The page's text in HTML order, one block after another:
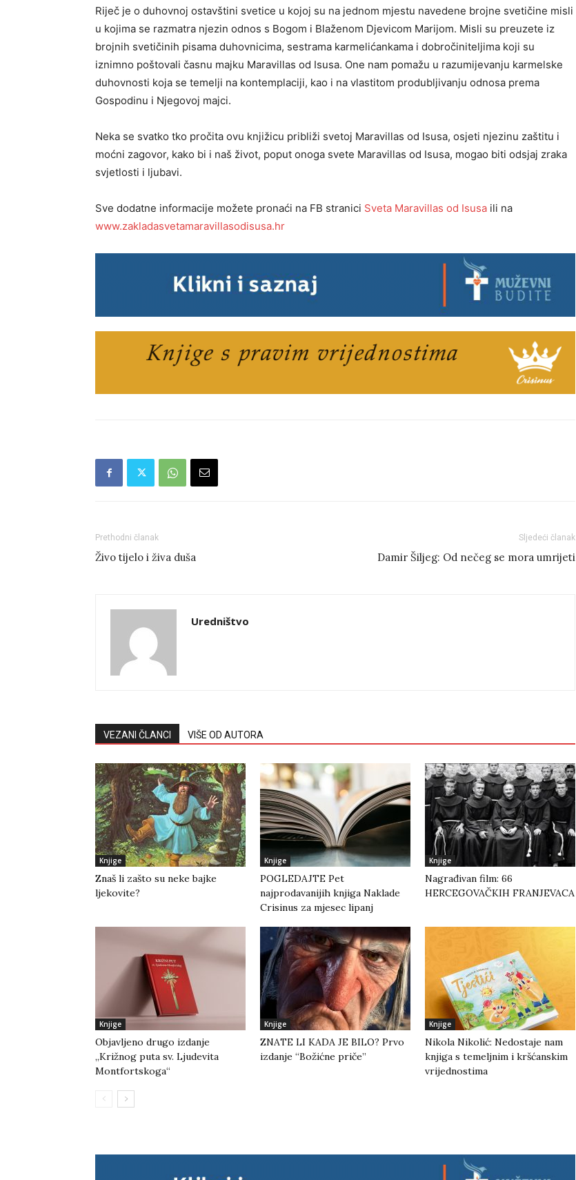
Riječ je o duhovnoj ostavštini svetice u kojoj su na jednom mjestu navedene brojne svetičine misli
u kojima se razmatra njezin odnos s Bogom i Blaženom Djevicom Marijom. Misli su preuzete iz
brojnih svetičinih pisama duhovnicima, sestrama karmelićankama i dobročiniteljima koji su
iznimno poštovali časnu majku Maravillas od Isusa. One nam pomažu u razumijevanju karmelske
duhovnosti koja se temelji na kontemplaciji, kao i na vlastitom produbljivanju odnosa prema
Gospodinu i Njegovoj majci.
Neka se svatko tko pročita ovu knjižicu približi svetoj Maravillas od Isusa, osjeti njezinu zaštitu i
moćni zagovor, kako bi i naš život, poput onoga svete Maravillas od Isusa, mogao biti odsjaj zraka
svjetlosti i ljubavi.
Sve dodatne informacije možete pronaći na FB stranici Sveta Maravillas od Isusa ili na
www.zakladasvetamaravillasodisusa.hr
Prethodni članak
Živo tijelo i živa duša
Sljedeći članak
Damir Šiljeg: Od nečeg se mora umrijeti
Uredništvo
VEZANI ČLANCI VIŠE OD AUTORA
Knjige
Znaš li zašto su neke bajke
ljekovite?
Knjige
POGLEDAJTE Pet
najprodavanijih knjiga Naklade
Crisinus za mjesec lipanj
Knjige
Nagrađivan film: 66
HERCEGOVAČKIH FRANJEVACA
Knjige
Objavljeno drugo izdanje
„Križnog puta sv. Ljudevita
Montfortskoga“
Knjige
ZNATE LI KADA JE BILO? Prvo
izdanje “Božićne priče”
Knjige
Nikola Nikolić: Nedostaje nam
knjiga s temeljnim i kršćanskim
vrijednostima